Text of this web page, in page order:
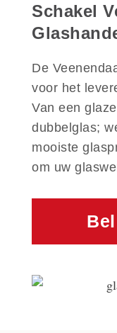
Schakel
De
voor het
Van een
dubbelglas;
mooiste
om uw